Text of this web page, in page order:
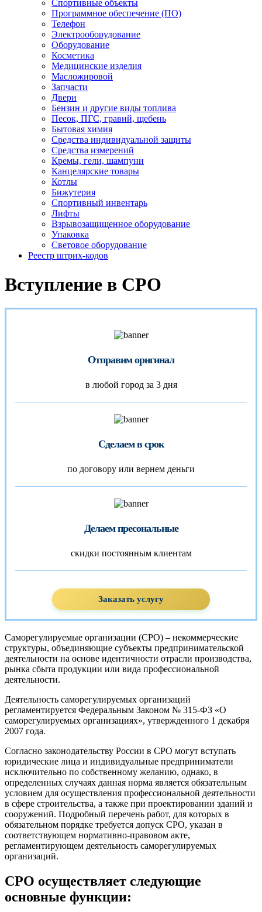
Спортивные объекты
Программное обеспечение (ПО)
Телефон
Электрооборудование
Оборудование
Косметика
Медицинские изделия
Масложировой
Запчасти
Двери
Бензин и другие виды топлива
Песок, ПГС, гравий, щебень
Бытовая химия
Средства индивидуальной защиты
Средства измерений
Кремы, гели, шампуни
Канцелярские товары
Котлы
Бижутерия
Спортивный инвентарь
Лифты
Взрывозащищенное оборудование
Упаковка
Световое оборудование
Реестр штрих-кодов
Вступление в СРО
Отправим оригинал
в любой город за 3 дня
Сделаем в срок
по договору или вернем деньги
Делаем пресональные
скидки постоянным клиентам
Заказать услугу
Саморегулируемые организации (СРО) – некоммерческие
структуры, объединяющие субъекты предпринимательской
деятельности на основе идентичности отрасли производства,
рынка сбыта продукции или вида профессиональной
деятельности.
Деятельность саморегулируемых организаций
регламентируется Федеральным Законом № 315-ФЗ «О
саморегулируемых организациях», утвержденного 1 декабря
2007 года.
Согласно законодательству России в СРО могут вступать
юридические лица и индивидуальные предприниматели
исключительно по собственному желанию, однако, в
определенных случаях данная норма является обязательным
условием для осуществления профессиональной деятельности
в сфере строительства, а также при проектировании зданий и
сооружений. Подробный перечень работ, для которых в
обязательном порядке требуется допуск СРО, указан в
соответствующем нормативно-правовом акте,
регламентирующем деятельность саморегулируемых
организаций.
СРО осуществляет следующие
основные функции: